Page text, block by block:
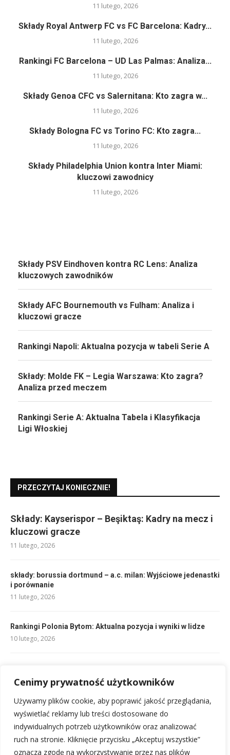
Cenimy prywatność użytkowników
Używamy plików cookie, aby poprawić jakość przeglądania,
wyświetlać reklamy lub treści dostosowane do
indywidualnych potrzeb użytkowników oraz analizować
ruch na stronie. Kliknięcie przycisku „Akceptuj wszystkie”
oznacza zgodę na wykorzystywanie przez nas plików
11 lutego, 2026
Składy Royal Antwerp FC vs FC Barcelona: Kadry...
11 lutego, 2026
Rankingi FC Barcelona – UD Las Palmas: Analiza...
11 lutego, 2026
Składy Genoa CFC vs Salernitana: Kto zagra w...
11 lutego, 2026
Składy Bologna FC vs Torino FC: Kto zagra...
11 lutego, 2026
Składy Philadelphia Union kontra Inter Miami:
kluczowi zawodnicy
11 lutego, 2026
Składy PSV Eindhoven kontra RC Lens: Analiza
kluczowych zawodników
Składy AFC Bournemouth vs Fulham: Analiza i
kluczowi gracze
Rankingi Napoli: Aktualna pozycja w tabeli Serie A
Składy: Molde FK – Legia Warszawa: Kto zagra?
Analiza przed meczem
Rankingi Serie A: Aktualna Tabela i Klasyfikacja
Ligi Włoskiej
PRZECZYTAJ KONIECZNIE!
Składy: Kayserispor – Beşiktaş: Kadry na mecz i
kluczowi gracze
11 lutego, 2026
składy: borussia dortmund – a.c. milan: Wyjściowe jedenastki
i porównanie
11 lutego, 2026
Rankingi Polonia Bytom: Aktualna pozycja i wyniki w lidze
10 lutego, 2026
10 lutego, 2026
Składy: Cracovia – Warta Poznań: Kto zagra w hicie?
10 lutego, 2026